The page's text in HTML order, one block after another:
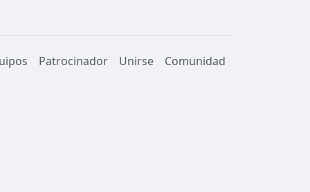
Patrocinador Unirse Comunidad